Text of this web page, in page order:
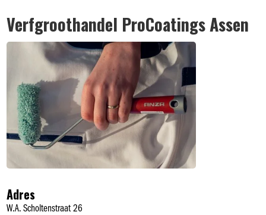
Verfgroothandel ProCoatings Assen
Adres
W.A. Scholtenstraat 26